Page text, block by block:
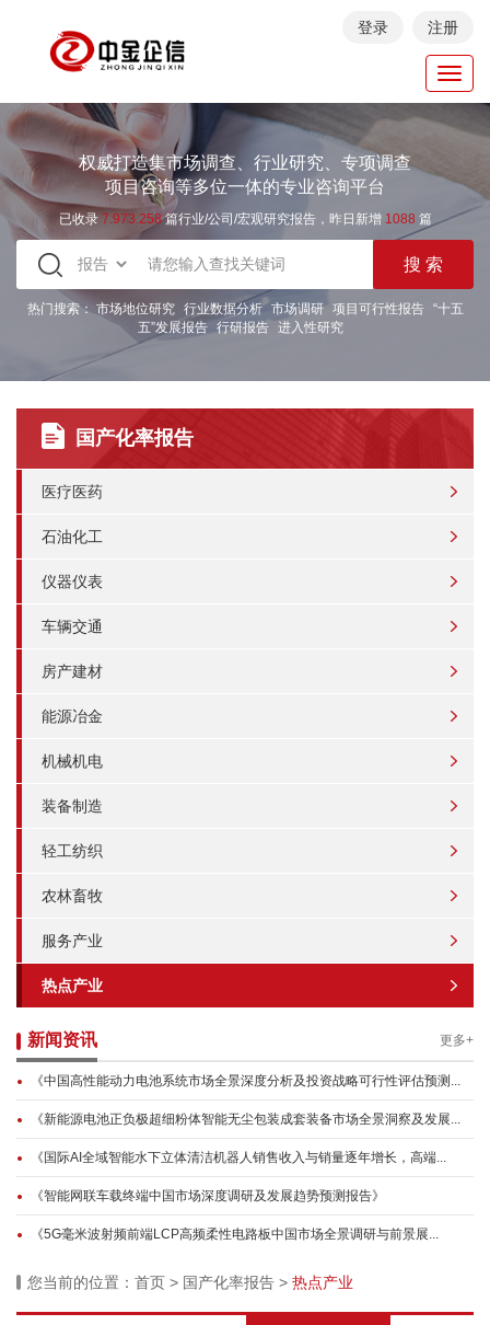
登录 注册
权威打造集市场调查、行业研究、专项调查
项目咨询等多位一体的专业咨询平台
已收录 7.973.258篇行业/公司/宏观研究报告，昨日新增 1088 篇
热门搜索： 市场地位研究 行业数据分析 市场调研 项目可行性报告
“十五
五”发展报告 行研报告 进入性研究
国产化率报告
医疗医药
石油化工
仪器仪表
车辆交通
房产建材
能源冶金
机械机电
装备制造
轻工纺织
农林畜牧
服务产业
热点产业
新闻资讯 更多+
《中国高性能动力电池系统市场全景深度分析及投资战略可行性评估预测...
《新能源电池正负极超细粉体智能无尘包装成套装备市场全景洞察及发展...
《国际AI全域智能水下立体清洁机器人销售收入与销量逐年增长，高端...
《智能网联车载终端中国市场深度调研及发展趋势预测报告》
《5G毫米波射频前端LCP高频柔性电路板中国市场全景调研与前景展...
您当前的位置： 首页 > 国产化率报告 > 热点产业